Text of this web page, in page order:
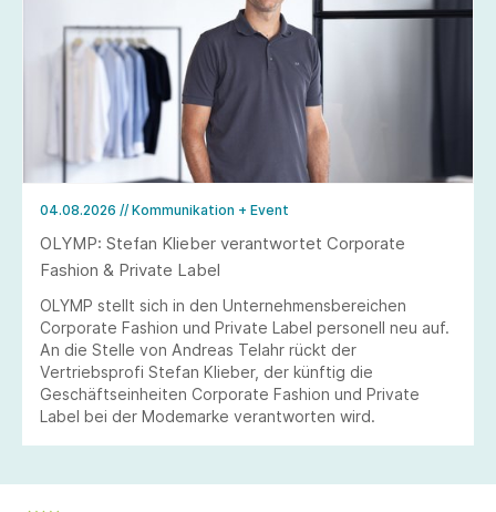
04.08.2026 // Kommunikation + Event
OLYMP: Stefan Klieber verantwortet Corporate
Fashion & Private Label
OLYMP stellt sich in den Unternehmensbereichen
Corporate Fashion und Private Label personell neu auf.
An die Stelle von Andreas Telahr rückt der
Vertriebsprofi Stefan Klieber, der künftig die
Geschäftseinheiten Corporate Fashion und Private
Label bei der Modemarke verantworten wird.